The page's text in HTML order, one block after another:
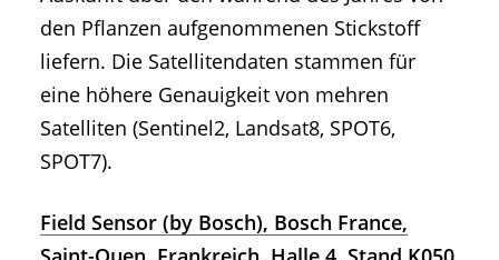
den Pflanzen aufgenommenen Stickstoff
liefern. Die Satellitendaten stammen für
eine höhere Genauigkeit von mehren
Satelliten (Sentinel2, Landsat8, SPOT6,
SPOT7).
Field Sensor (by Bosch), Bosch France,